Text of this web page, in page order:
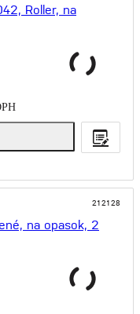
Roller, na
212128
na opasok, 2